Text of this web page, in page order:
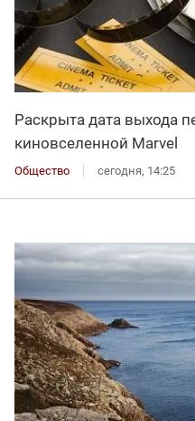
Раскрыта дата выхода
киновселенной Marvel
Общество сегодня, 14:25